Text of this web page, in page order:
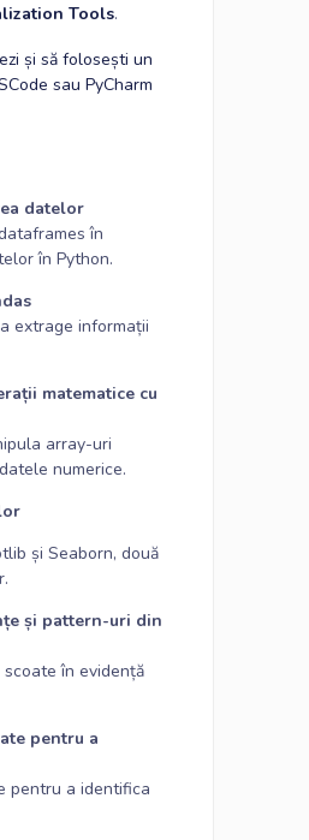
Tools.
și să folosești un
sau PyCharm
datelor
în
în Python.
extrage informații
matematice cu
array-uri
numerice.
și Seaborn, două
și pattern-uri din
în evidență
pentru a
pentru a identifica